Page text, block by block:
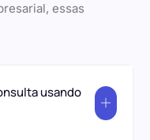
essas
usando